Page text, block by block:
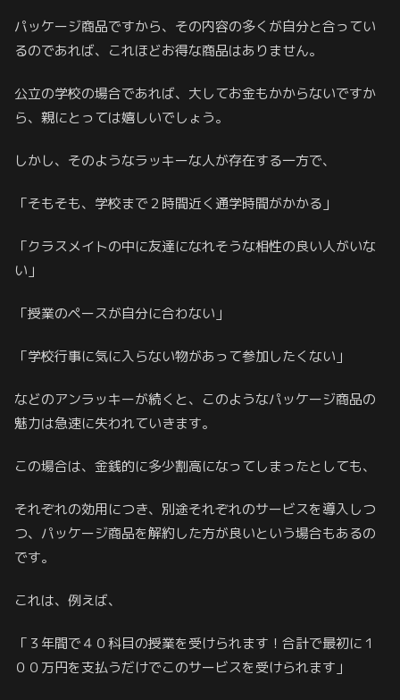
パッケージ商品ですから、その内容の多くが自分と合ってい
るのであれば、これほどお得な商品はありません。
公立の学校の場合であれば、大してお金もかからないですか
ら、親にとっては嬉しいでしょう。
しかし、そのようなラッキーな人が存在する一方で、
「そもそも、学校まで２時間近く通学時間がかかる」
「クラスメイトの中に友達になれそうな相性の良い人がいな
い」
「授業のペースが自分に合わない」
「学校行事に気に入らない物があって参加したくない」
などのアンラッキーが続くと、このようなパッケージ商品の
魅力は急速に失われていきます。
この場合は、金銭的に多少割高になってしまったとしても、
それぞれの効用につき、別途それぞれのサービスを導入しつ
つ、パッケージ商品を解約した方が良いという場合もあるの
です。
これは、例えば、
「３年間で４０科目の授業を受けられます！合計で最初に１
００万円を支払うだけでこのサービスを受けられます」